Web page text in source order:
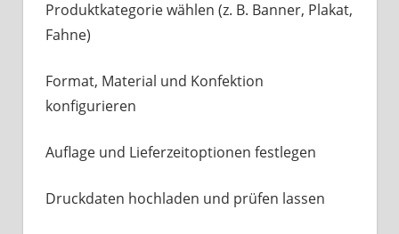
Produktkategorie wählen (z. B. Banner, Plakat,
Fahne)
Format, Material und Konfektion
konfigurieren
Auflage und Lieferzeitoptionen festlegen
Druckdaten hochladen und prüfen lassen